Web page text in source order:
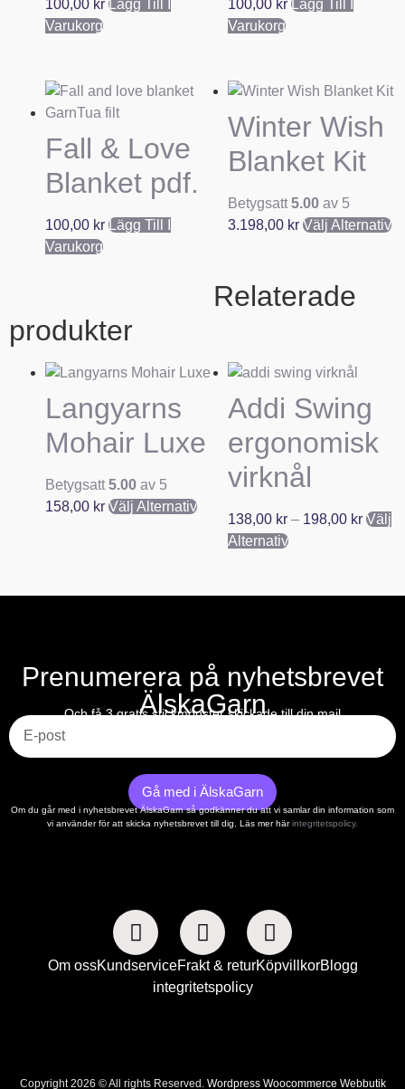
100,00 kr Lägg Till I
Varukorg
100,00 kr Lägg Till I
Varukorg
Fall & Love
Blanket pdf.
100,00 kr Lägg Till I
Varukorg
Winter Wish
Blanket Kit
Betygsatt 5.00av 5
3.198,00 kr Välj Alternativ
Relaterade
produkter
Langyarns
Mohair Luxe
Betygsatt5.00 av 5
158,00 kr Välj Alternativ
Addi Swing
ergonomisk
virknål
138,00 kr – 198,00 kr Välj
Alternativ
Prenumerera på nyhetsbrevet
ÄlskaGarn
Och få 3 gratis stickmönster skickade till din mail
Gå med i ÄlskaGarn
Om du går med i nyhetsbrevet ÄlskaGarn så godkänner du att vi samlar din information som
vi använder för att skicka nyhetsbrevet till dig. Läs mer härintegritetspolicy.
Om ossKundserviceFrakt & returKöpvillkorBlogg
integritetspolicy
Copyright 2026 © All rights Reserved. Wordpress Woocommerce Webbutik